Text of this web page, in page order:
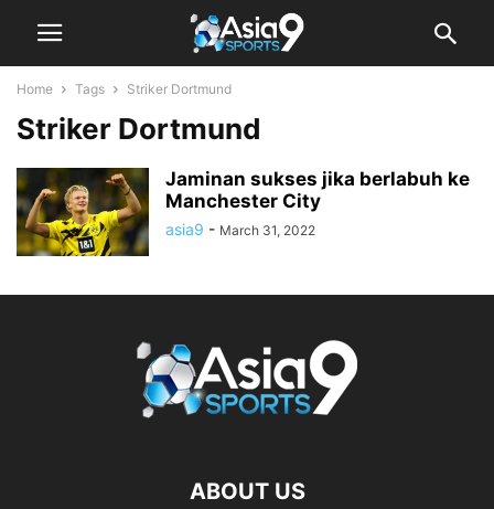
Home Tags Striker Dortmund
Striker Dortmund
Jaminan sukses jika berlabuh ke
Manchester City
asia9 - March 31, 2022
ABOUT US